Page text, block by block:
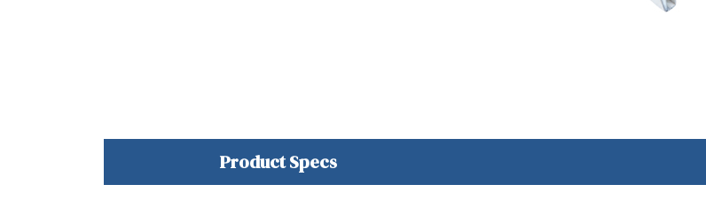
Product Specs